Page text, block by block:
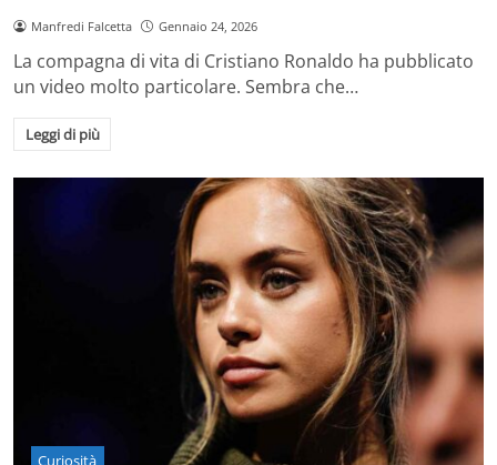
Manfredi Falcetta Gennaio 24, 2026
La compagna di vita di Cristiano Ronaldo ha pubblicato
un video molto particolare. Sembra che…
Leggi di più
Curiosità